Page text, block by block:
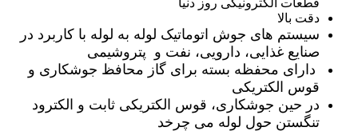
دقت بالا
سیستم های جوش اتوماتیک لوله به لوله با کاربرد در
صنایع غذایی، دارویی، نفت و پتروشیمی
دارای محفظه بسته برای گاز محافظ جوشکاری و
قوس الکتریکی
در حین جوشکاری، قوس الکتریکی ثابت و الکترود
تنگستن حول لوله می چرخد